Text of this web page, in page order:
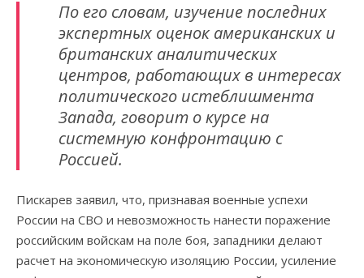
По его словам, изучение последних
экспертных оценок американских и
британских аналитических
центров, работающих в интересах
политического истеблишмента
Запада, говорит о курсе на
системную конфронтацию с
Россией.
Пискарев заявил, что, признавая военные успехи
России на СВО и невозможность нанести поражение
российским войскам на поле боя, западники делают
расчет на экономическую изоляцию России, усиление